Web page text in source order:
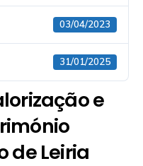
03/04/2023
31/01/2025
e
de Leiria